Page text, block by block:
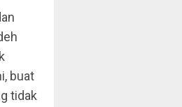
buat
tidak